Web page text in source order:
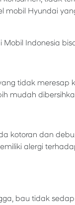
Hyundai
Indonesia
tidak meresap
mudah
kotoran dan
alergi
bau tidak